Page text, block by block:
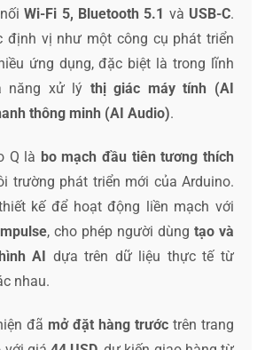
nốiWi-Fi 5, Bluetooth 5.1 và USB-C.
định vị như một công cụ phát triển
ứng dụng, đặc biệt là trong lĩnh
năng xử lý thị giác máy tính (AI
thông minh (AI Audio).
Q là bo mạch đầu tiên tương thích
trường phát triển mới của Arduino.
kế để hoạt động liền mạch với
, cho phép người dùng tạo và
AI
dựa trên dữ liệu thực tế từ
nhau.
đã mở đặt hàng trước trên trang